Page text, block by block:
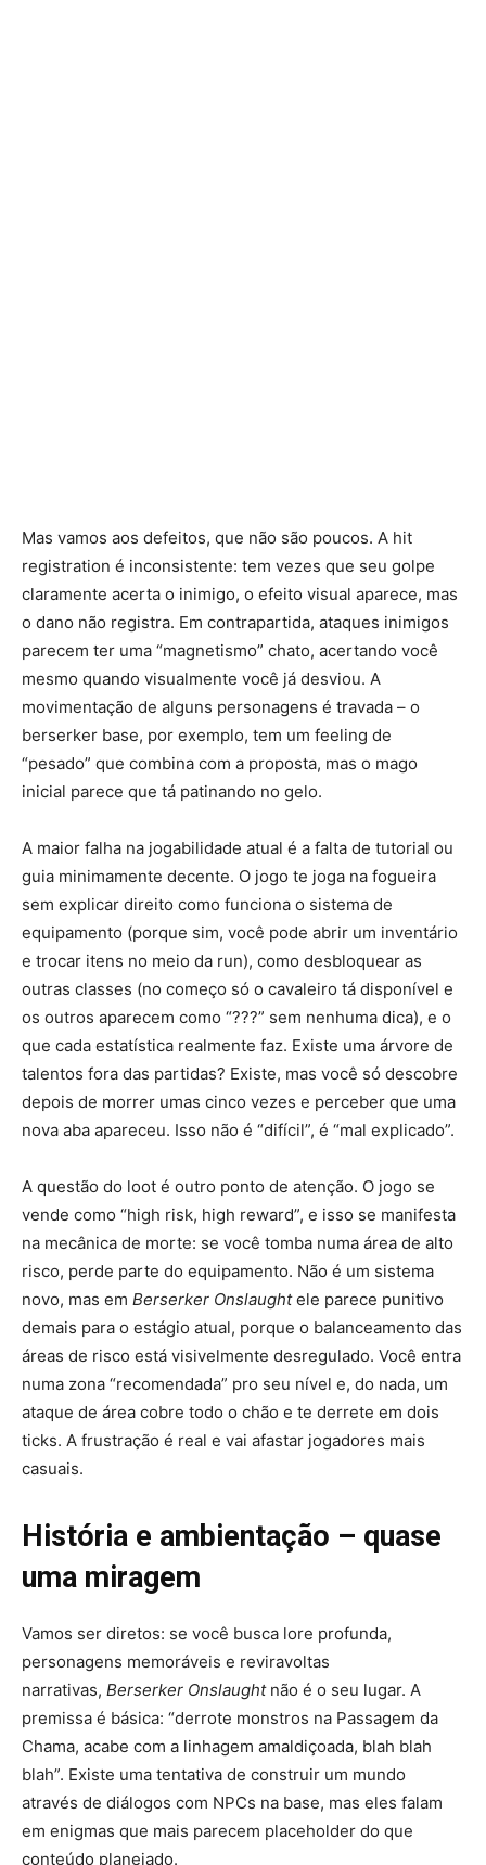
Mas vamos aos defeitos, que não são poucos. A hit
registration é inconsistente: tem vezes que seu golpe
claramente acerta o inimigo, o efeito visual aparece, mas
o dano não registra. Em contrapartida, ataques inimigos
parecem ter uma “magnetismo” chato, acertando você
mesmo quando visualmente você já desviou. A
movimentação de alguns personagens é travada – o
berserker base, por exemplo, tem um feeling de
“pesado” que combina com a proposta, mas o mago
inicial parece que tá patinando no gelo.
A maior falha na jogabilidade atual é a falta de tutorial ou
guia minimamente decente. O jogo te joga na fogueira
sem explicar direito como funciona o sistema de
equipamento (porque sim, você pode abrir um inventário
e trocar itens no meio da run), como desbloquear as
outras classes (no começo só o cavaleiro tá disponível e
os outros aparecem como “???” sem nenhuma dica), e o
que cada estatística realmente faz. Existe uma árvore de
talentos fora das partidas? Existe, mas você só descobre
depois de morrer umas cinco vezes e perceber que uma
nova aba apareceu. Isso não é “difícil”, é “mal explicado”.
A questão do loot é outro ponto de atenção. O jogo se
vende como “high risk, high reward”, e isso se manifesta
na mecânica de morte: se você tomba numa área de alto
risco, perde parte do equipamento. Não é um sistema
novo, mas em Berserker Onslaughtele parece punitivo
demais para o estágio atual, porque o balanceamento das
áreas de risco está visivelmente desregulado. Você entra
numa zona “recomendada” pro seu nível e, do nada, um
ataque de área cobre todo o chão e te derrete em dois
ticks. A frustração é real e vai afastar jogadores mais
casuais.
História e ambientação – quase
uma miragem
Vamos ser diretos: se você busca lore profunda,
personagens memoráveis e reviravoltas
narrativas, Berserker Onslaughtnão é o seu lugar. A
premissa é básica: “derrote monstros na Passagem da
Chama, acabe com a linhagem amaldiçoada, blah blah
blah”. Existe uma tentativa de construir um mundo
através de diálogos com NPCs na base, mas eles falam
em enigmas que mais parecem placeholder do que
conteúdo planejado.